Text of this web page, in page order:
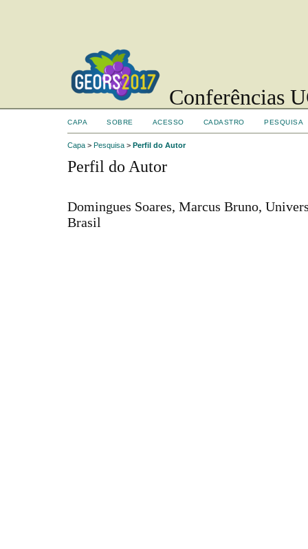
Conferências
CAPA SOBRE ACESSO CADASTRO PESQUISA
Capa > Pesquisa > Perfil do Autor
Perfil do Autor
Domingues Soares, Marcus Bruno,
Brasil